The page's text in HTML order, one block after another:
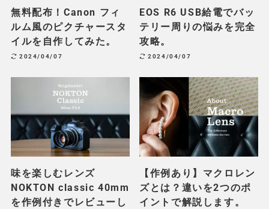
無料配布！Canon フィ
ルム風のピクチャースタ
イルを自作してみた。
2024/04/07
EOS R6 USB給電でバッ
テリー周りの悩みを完全
攻略。
2024/04/07
味を楽しむレンズ
NOKTON classic 40mm
を作例付きでレビューし
【作例あり】マクロレン
ズとは？違いを2つのポ
イントで解説します。